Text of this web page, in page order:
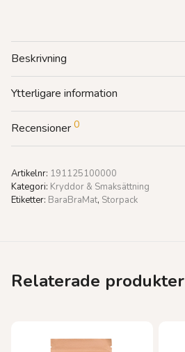
Beskrivning
Ytterligare information
Recensioner 0
Artikelnr: 191125100000
Kategori: Kryddor & Smaksättning
Etiketter: BaraBraMat, Storpack
Relaterade produkter